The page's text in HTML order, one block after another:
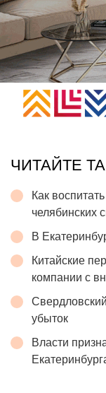
ЧИТАЙТЕ
Как
челябинских
В
Китайские
компании с
убыток
Власти